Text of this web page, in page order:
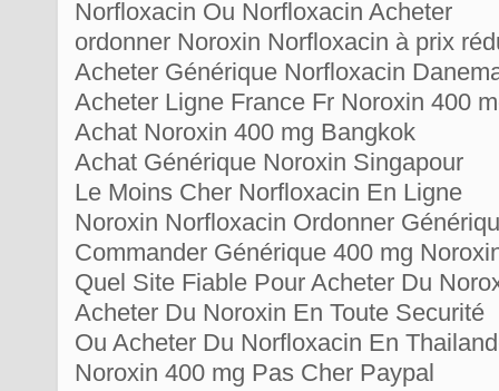
Norfloxacin Ou Norfloxacin Acheter
ordonner Noroxin Norfloxacin à prix
Acheter Générique Norfloxacin
Acheter Ligne France Fr Noroxin 400
Achat Noroxin 400 mg Bangkok
Achat Générique Noroxin Singapour
Le Moins Cher Norfloxacin En Ligne
Noroxin Norfloxacin Ordonner
Commander Générique 400 mg
Quel Site Fiable Pour Acheter Du
Acheter Du Noroxin En Toute Securité
Ou Acheter Du Norfloxacin En
Noroxin 400 mg Pas Cher Paypal